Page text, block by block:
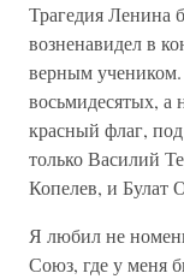
Трагедия Ленина
возненавидел в
верным учеником.
восьмидесятых, а
красный флаг,
только Василий
Копелев, и Булат
Я любил не
Союз, где у меня